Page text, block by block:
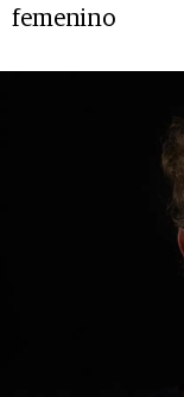
femenino